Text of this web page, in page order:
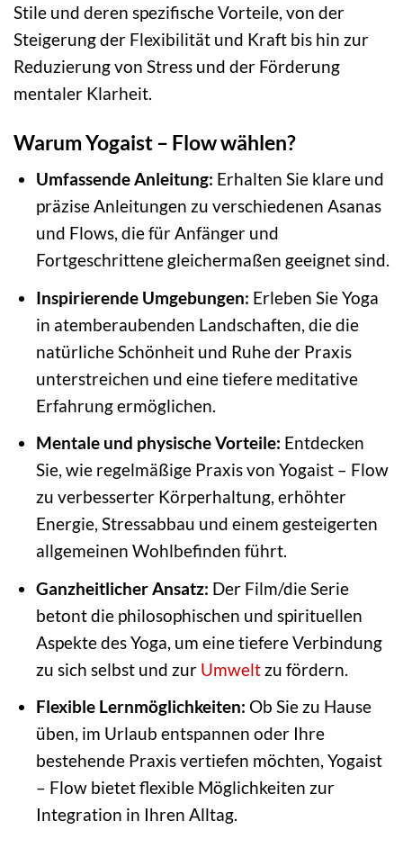
Stile und deren spezifische Vorteile, von der
Steigerung der Flexibilität und Kraft bis hin zur
Reduzierung von Stress und der Förderung
mentaler Klarheit.
Warum Yogaist – Flow wählen?
Umfassende Anleitung: Erhalten Sie klare und
präzise Anleitungen zu verschiedenen Asanas
und Flows, die für Anfänger und
Fortgeschrittene gleichermaßen geeignet sind.
Inspirierende Umgebungen: Erleben Sie Yoga
in atemberaubenden Landschaften, die die
natürliche Schönheit und Ruhe der Praxis
unterstreichen und eine tiefere meditative
Erfahrung ermöglichen.
Mentale und physische Vorteile: Entdecken
Sie, wie regelmäßige Praxis von Yogaist – Flow
zu verbesserter Körperhaltung, erhöhter
Energie, Stressabbau und einem gesteigerten
allgemeinen Wohlbefinden führt.
Ganzheitlicher Ansatz: Der Film/die Serie
betont die philosophischen und spirituellen
Aspekte des Yoga, um eine tiefere Verbindung
zu sich selbst und zur Umweltzu fördern.
Flexible Lernmöglichkeiten: Ob Sie zu Hause
üben, im Urlaub entspannen oder Ihre
bestehende Praxis vertiefen möchten, Yogaist
– Flow bietet flexible Möglichkeiten zur
Integration in Ihren Alltag.